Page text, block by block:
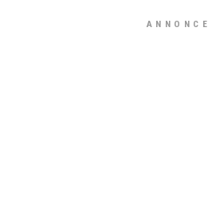
ANNONCE